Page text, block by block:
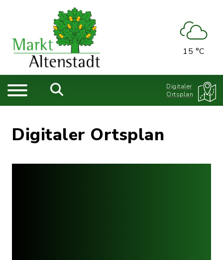
15 °C
Digitaler
Ortsplan
Digitaler Ortsplan